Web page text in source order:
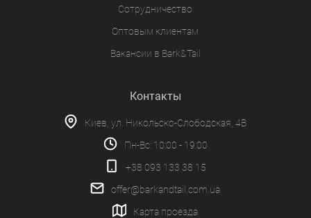
Сотрудничество
Оптовым клиентам
Вакансии в Bark&Tail
Контакты
Киев, ул. Никольско-Слободская, 4В
Пн-Вс: 10:00 - 19:00
+38 093 133 38 15
offer@barkandtail.com.ua
Карта проезда